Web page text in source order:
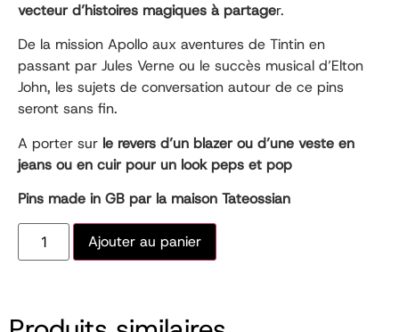
vecteur d’histoires magiques à partager.
De la mission Apollo aux aventures de Tintin en
passant par Jules Verne ou le succès musical d’Elton
John, les sujets de conversation autour de ce pins
seront sans fin.
A porter sur le revers d’un blazer ou d’une veste en
jeans ou en cuir pour un look peps et pop
Pins made in GB par la maison Tateossian
Ajouter au panier